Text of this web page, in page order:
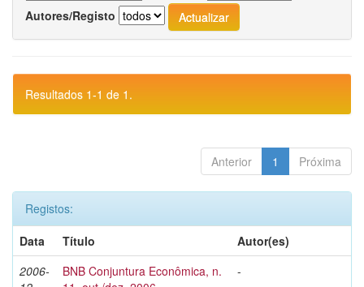
Autores/Registo
Resultados 1-1 de 1.
Anterior 1 Próxima
Registos:
Data
Título
Autor(es)
2006-
BNB Conjuntura Econômica, n.
-